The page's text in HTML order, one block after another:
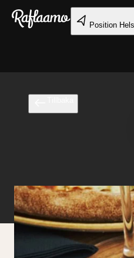
Gå till huvudinnehållet
Position